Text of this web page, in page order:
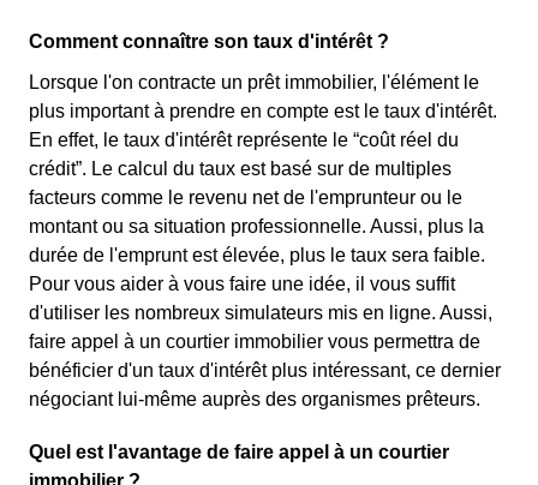
Comment connaître son taux d'intérêt ?
Lorsque l'on contracte un prêt immobilier, l'élément le
plus important à prendre en compte est le taux d'intérêt.
En effet, le taux d'intérêt représente le “coût réel du
crédit”. Le calcul du taux est basé sur de multiples
facteurs comme le revenu net de l'emprunteur ou le
montant ou sa situation professionnelle. Aussi, plus la
durée de l'emprunt est élevée, plus le taux sera faible.
Pour vous aider à vous faire une idée, il vous suffit
d'utiliser les nombreux simulateurs mis en ligne. Aussi,
faire appel à un courtier immobilier vous permettra de
bénéficier d'un taux d'intérêt plus intéressant, ce dernier
négociant lui-même auprès des organismes prêteurs.
Quel est l'avantage de faire appel à un courtier
immobilier ?